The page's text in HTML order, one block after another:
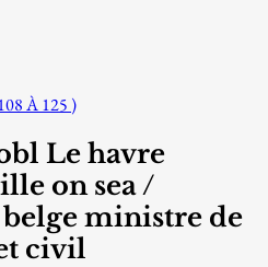
À 125 )
Le havre
on sea /
ministre de
civil